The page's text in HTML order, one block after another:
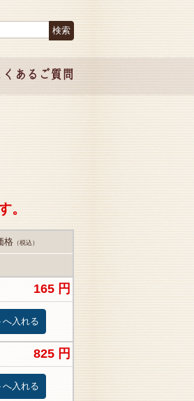
くあるご質問
。
格（税込）
165 円
825 円